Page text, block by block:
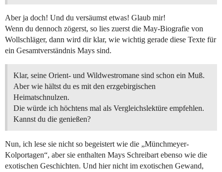
Aber ja doch! Und du versäumst etwas! Glaub mir!
Wenn du dennoch zögerst, so lies zuerst die May-Biografie von
Wollschläger, dann wird dir klar, wie wichtig gerade diese Texte für
ein Gesamtverständnis Mays sind.
Klar, seine Orient- und Wildwestromane sind schon ein Muß.
Aber wie hältst du es mit den erzgebirgischen
Heimatschnulzen.
Die würde ich höchtens mal als Vergleichslektüre empfehlen.
Kannst du die genießen?
Nun, ich lese sie nicht so begeistert wie die „Münchmeyer-
Kolportagen“, aber sie enthalten Mays Schreibart ebenso wie die
exotischen Geschichten. Und hier nicht im exotischen Gewand,